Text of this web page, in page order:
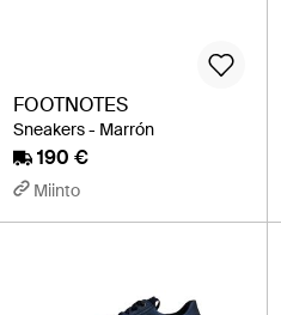
FOOTNOTES
Sneakers - Marrón
190 €
Miinto